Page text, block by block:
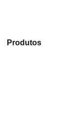
Produtos